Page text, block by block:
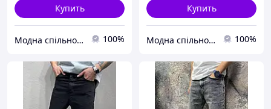
Купить
Модна спільнота 100%
Купить
Модна спільнота 100%